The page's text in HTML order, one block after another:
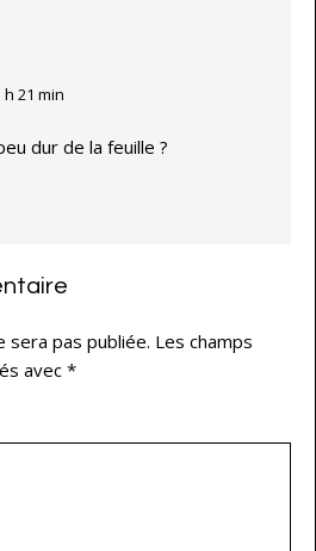
21 min
dur de la feuille ?
sera pas publiée. Les champs
avec *